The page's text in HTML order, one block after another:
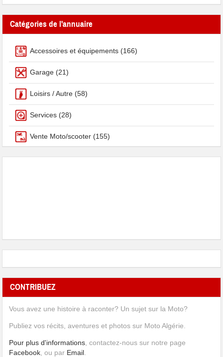
Catégories de l'annuaire
Accessoires et équipements (166)
Garage (21)
Loisirs / Autre (58)
Services (28)
Vente Moto/scooter (155)
CONTRIBUEZ
Vous avez une histoire à raconter? Un sujet sur la Moto?
Publiez vos récits, aventures et photos sur Moto Algérie.
Pour plus d'informations , contactez-nous sur notre page
Facebook , ou par Email